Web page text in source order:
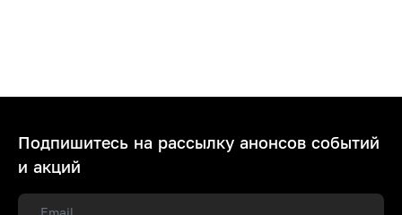
Подпишитесь на рассылку анонсов событий
и акций